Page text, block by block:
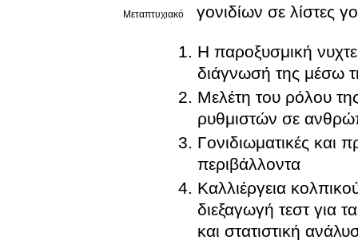
Μεταπτυχιακό
γονιδίων σε λίστες
Η παροξυσμική
διάγνωσή της μέσω
Μελέτη του ρόλου
ρυθμιστών σε
Γονιδιωματικές και
περιβάλλοντα
Kαλλιέργεια
διεξαγωγή τεστ
και στατιστική